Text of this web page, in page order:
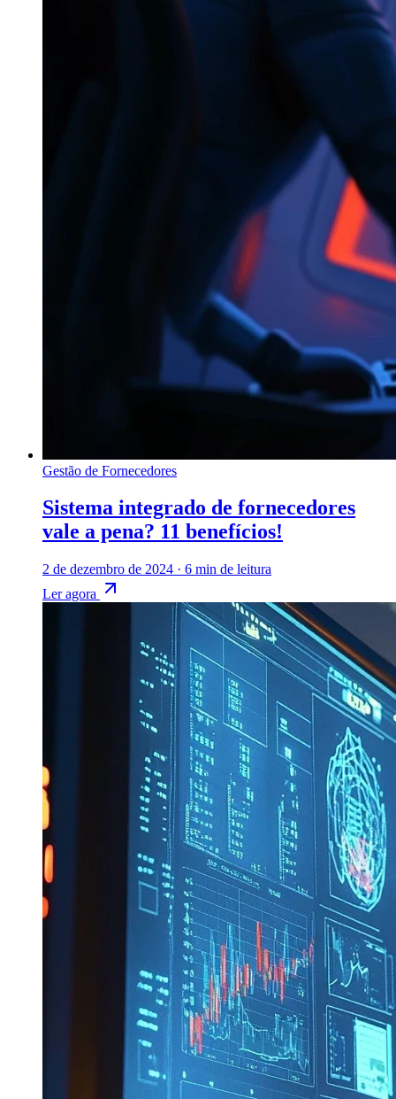
Gestão de Fornecedores
Sistema integrado de fornecedores
vale a pena? 11 benefícios!
2 de dezembro de 2024 · 6 min de leitura
Ler agora